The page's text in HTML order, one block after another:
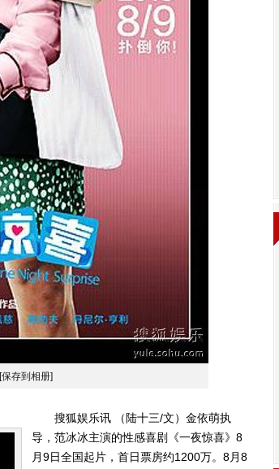
[保存到相册]
搜狐娱乐讯 （陆十三/文）金依萌执
导，范冰冰主演的性感喜剧《一夜惊喜》8
月9日全国起片，首日票房约1200万。8月8